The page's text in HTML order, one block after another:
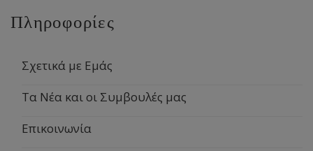
Πληροφορίες
Σχετικά με Εμάς
Τα Νέα και οι Συμβουλές μας
Επικοινωνία